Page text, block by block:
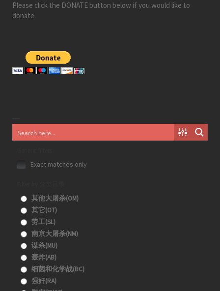
Please click the DONATE button below if you would like to
donate.
Exact matches only
其他大屠杀(OM)
其它(OT)
劳工(SL)
南京大屠杀(NM)
谋杀(MU)
轰炸(AB)
细菌和化学战(BC)
强奸(RA)